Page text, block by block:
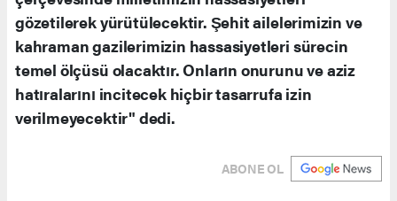
gözetilerek yürütülecektir. Şehit ailelerimizin ve
kahraman gazilerimizin hassasiyetleri sürecin
temel ölçüsü olacaktır. Onların onurunu ve aziz
hatıralarını incitecek hiçbir tasarrufa izin
verilmeyecektir" dedi.
ABONE OL